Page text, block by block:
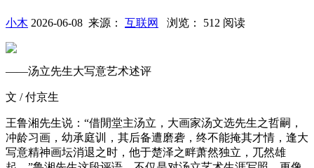
小木 2026-06-08 来源： 互联网 浏览： 512 阅读
——汤立先生大写意艺术述评
文 / 付京生
王鲁湘先生说：“借閒堂主汤立，大画家汤文选先生之哲嗣，
冲龄习画，幼承庭训，其后备遭磨砻，终不能掩其才情，逢大
写意精神画坛消退之时，他于楚泽之畔萧然独立，兀然雄